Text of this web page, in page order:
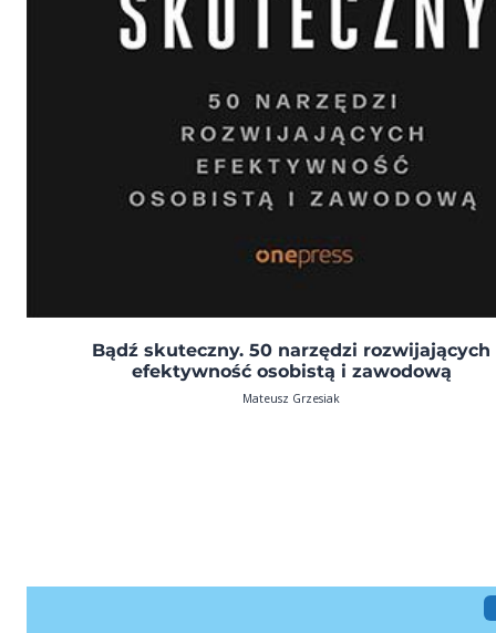
Bądź skuteczny. 50 narzędzi rozwijających
efektywność osobistą i zawodową
Mateusz Grzesiak